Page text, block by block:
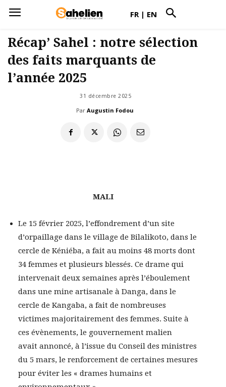
FR | EN
Récap’ Sahel : notre sélection
des faits marquants de
l’année 2025
31 décembre 2025
Par Augustin Fodou
MALI
Le 15 février 2025, l’effondrement d’un site
d’orpaillage dans le village de Bilalikoto, dans le
cercle de Kéniéba, a fait au moins 48 morts dont
34 femmes et plusieurs blessés. Ce drame qui
intervenait deux semaines après l’éboulement
dans une mine artisanale à Danga, dans le
cercle de Kangaba, a fait de nombreuses
victimes majoritairement des femmes. Suite à
ces évènements, le gouvernement malien
avait annoncé, à l’issue du Conseil des ministres
du 5 mars, le renforcement de certaines mesures
pour éviter les « drames humains et